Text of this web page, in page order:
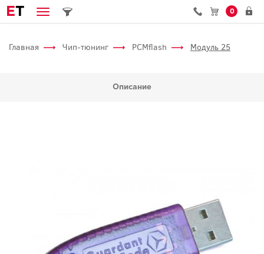
ET 0
Главная Чип-тюнинг PCMflash Модуль 25
Описание